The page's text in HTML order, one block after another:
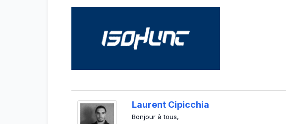
Laurent Cipicchia
Bonjour à tous,